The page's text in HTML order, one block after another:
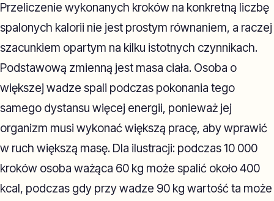
Przeliczenie wykonanych kroków na konkretną liczbę
spalonych kalorii nie jest prostym równaniem, a raczej
szacunkiem opartym na kilku istotnych czynnikach.
Podstawową zmienną jest masa ciała. Osoba o
większej wadze spali podczas pokonania tego
samego dystansu więcej energii, ponieważ jej
organizm musi wykonać większą pracę, aby wprawić
w ruch większą masę. Dla ilustracji: podczas 10 000
kroków osoba ważąca 60 kg może spalić około 400
kcal, podczas gdy przy wadze 90 kg wartość ta może